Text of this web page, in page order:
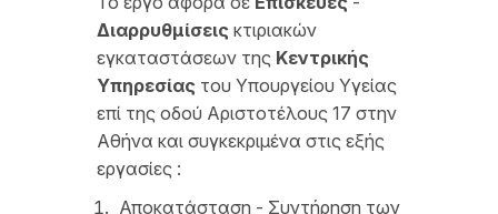
Διαρρυθμίσεις κτιριακών
εγκαταστάσεων της Κεντρικής
Υπηρεσίας του Υπουργείου Υγείας
επί της οδού Αριστοτέλους 17 στην
Αθήνα και συγκεκριμένα στις εξής
εργασίες :
Αποκατάσταση - Συντήρηση των